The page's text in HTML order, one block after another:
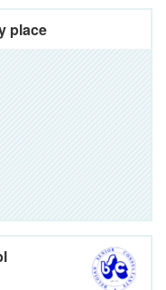
place